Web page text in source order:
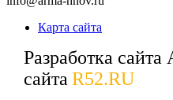
Карта сайта
Разработка
сайта R52.RU